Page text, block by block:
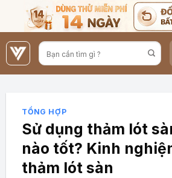
nội
dung
TỔNG HỢP
Sử dụng thảm lót
nào tốt? Kinh
thảm lót sàn